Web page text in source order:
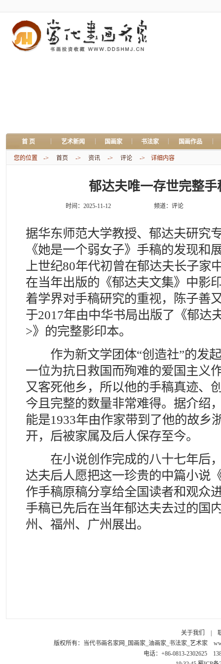
首 页 艺术新闻 国画家 书法家 国画作品
您的位置 -> 首页 -> 资讯 -> 评论 -> 详细内容
郁达夫唯一存世完整手
时间：2025-11-12 频道： 评论
据华东师范大学教授、郁达夫研究
《她是一个弱女子》手稿的发现和
上世纪80年代初曾在郁达夫长子家
在当年出版的《郁达夫文集》中影
着学界对手稿研究的重视，陈子善
于2017年由中华书局出版了《郁达
>》的完整影印本。
作为新文学团体“创造社”的发
一位为抗日救国而殉难的爱国主义
又客死他乡，所以他的手稿真迹、
今且完整的数量非常难得。据介绍
能是1933年由作家带到了他的故乡
开，后被家属及后人保存至今。
在小说创作完成的八十七年后
达夫后人愿把这一珍贵的中篇小说
作手稿原稿分享给全国读者和观众
手稿已先后在当年郁达夫去过的国
州、福州、广州展出。
关于我们
版权所有： 当代书画名家网_国画家_油画家_书法家_艺术家
电话：+86-0813-2302625